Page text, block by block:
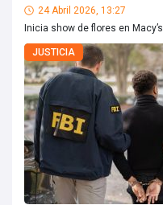
24 Abril 2026, 13:27
Inicia show de flores en Macy’s
JUSTICIA